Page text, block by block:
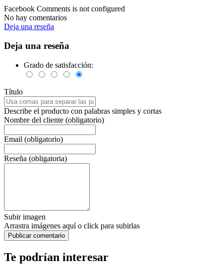
Facebook Comments is not configured
No hay comentarios
Deja una reseña
Deja una reseña
Grado de satisfacción:
Título
Describe el producto con palabras simples y cortas
Nombre del cliente (obligatorio)
Email (obligatorio)
Reseña (obligatoria)
Subir imagen
Arrastra imágenes aquí o click para subirlas
Te podrían interesar